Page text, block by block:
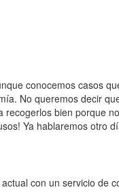
conocemos casos
No queremos decir
bien porque
Ya hablaremos otro
con un servicio de